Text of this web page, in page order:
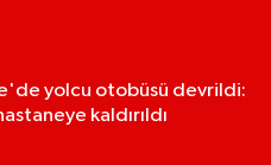
yolcu otobüsü devrildi:
kaldırıldı